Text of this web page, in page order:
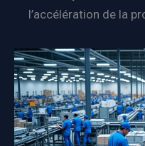
l’accélération de la